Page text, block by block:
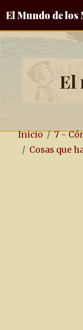
El Mundo de los
El
Inicio
7 -
Cosas que